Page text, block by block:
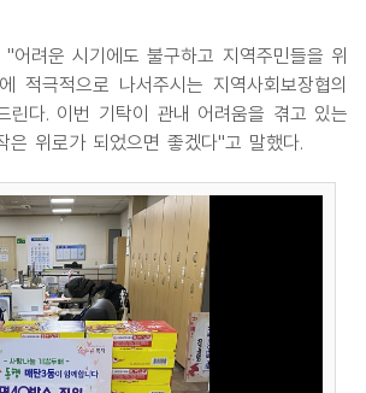
어려운 시기에도 불구하고 지역주민들을 위
적극적으로 나서주시는 지역사회보장협의
린다. 이번 기탁이 관내 어려움을 겪고 있는
은 위로가 되었으면 좋겠다"고 말했다.